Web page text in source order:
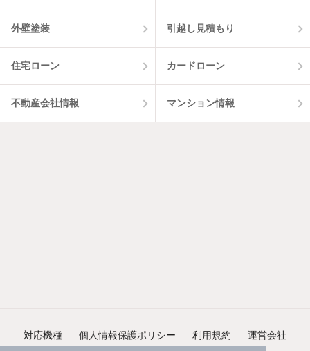
外壁塗装 引越し見積もり
住宅ローン カードローン
不動産会社情報 マンション情報
対応機種 個人情報保護ポリシー 利用規約 運営会社